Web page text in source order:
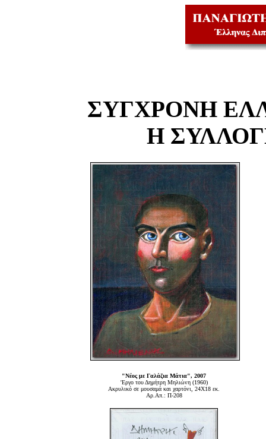
ΣΥΓΧΡΟΝΗ
Η
"Νέος με Γαλάζια Μάτια", 2007
'Εργο του Δημήτρη Μηλιώνη (1960)
Ακρυλικό σε μουσαμά και χαρτόνι, 24Χ18 εκ.
Αρ.Απ.: Π-208